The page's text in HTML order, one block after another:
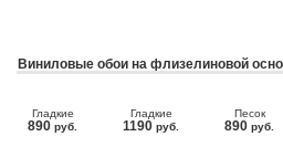
Виниловые обои на флизелиновой
Гладкие
890 руб.
Гладкие
1190 руб.
Песок
890 руб.